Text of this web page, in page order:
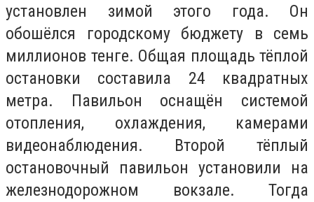
установлен зимой этого года. Он
обошёлся городскому бюджету в семь
миллионов тенге. Общая площадь тёплой
остановки составила 24 квадратных
метра. Павильон оснащён системой
отопления, охлаждения, камерами
видеонаблюдения. Второй тёплый
остановочный павильон установили на
железнодорожном вокзале. Тогда